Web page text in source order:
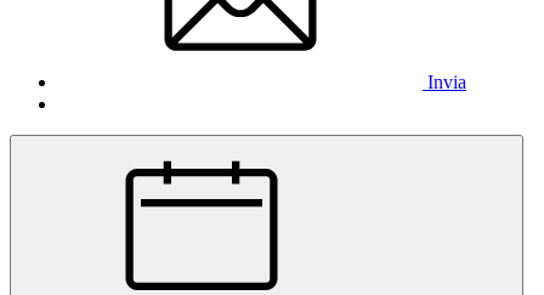
Invia